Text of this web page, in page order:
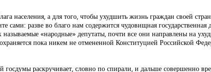
населения, а для того, чтобы ухудшить жизнь граждан своей
разве во благо нам содержится чудовищная государственная
«народные» депутаты, почти все они направлены на
пока никем не отмененной Конституцией Российской
раскручивает, словно по спирали, и дальше совершенно